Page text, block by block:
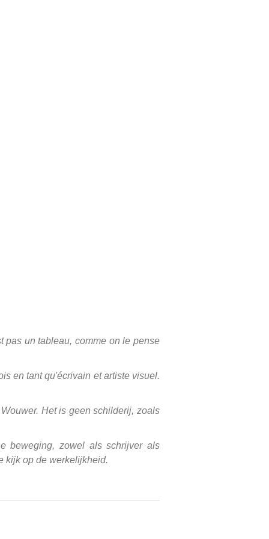
pas un tableau, comme on le pense
en tant qu'écrivain et artiste visuel.
Het is geen schilderij, zoals
beweging, zowel als schrijver als
kijk op de werkelijkheid.